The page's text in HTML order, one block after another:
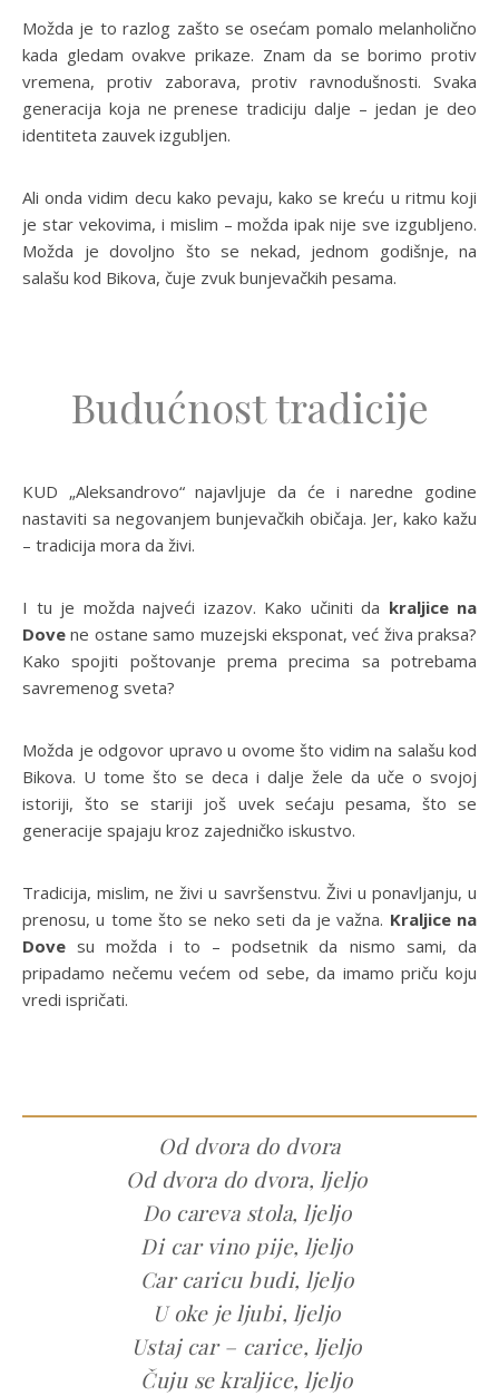
Možda je to razlog zašto se osećam pomalo melanholično
kada gledam ovakve prikaze. Znam da se borimo protiv
vremena, protiv zaborava, protiv ravnodušnosti. Svaka
generacija koja ne prenese tradiciju dalje – jedan je deo
identiteta zauvek izgubljen.
Ali onda vidim decu kako pevaju, kako se kreću u ritmu koji
je star vekovima, i mislim – možda ipak nije sve izgubljeno.
Možda je dovoljno što se nekad, jednom godišnje, na
salašu kod Bikova, čuje zvuk bunjevačkih pesama.
Budućnost tradicije
KUD „Aleksandrovo“ najavljuje da će i naredne godine
nastaviti sa negovanjem bunjevačkih običaja. Jer, kako kažu
– tradicija mora da živi.
I tu je možda najveći izazov. Kako učiniti da kraljice na
Dove ne ostane samo muzejski eksponat, već živa praksa?
Kako spojiti poštovanje prema precima sa potrebama
savremenog sveta?
Možda je odgovor upravo u ovome što vidim na salašu kod
Bikova. U tome što se deca i dalje žele da uče o svojoj
istoriji, što se stariji još uvek sećaju pesama, što se
generacije spajaju kroz zajedničko iskustvo.
Tradicija, mislim, ne živi u savršenstvu. Živi u ponavljanju, u
prenosu, u tome što se neko seti da je važna. Kraljice na
Dove su možda i to – podsetnik da nismo sami, da
pripadamo nečemu većem od sebe, da imamo priču koju
vredi ispričati.
Od dvora do dvora
Od dvora do dvora, ljeljo
Do careva stola, ljeljo
Di car vino pije, ljeljo
Car caricu budi, ljeljo
U oke je ljubi, ljeljo
Ustaj car – carice, ljeljo
Čuju se kraljice, ljeljo